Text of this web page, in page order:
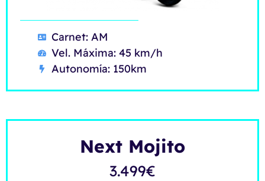
Carnet: AM
Vel. Máxima: 45 km/h
Autonomía: 150km
Next Mojito
3.499€